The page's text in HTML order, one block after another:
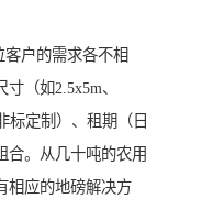
户的需求各不相
（如2.5x5m、
标定制）、租期（日
合。从几十吨的农用
相应的地磅解决方